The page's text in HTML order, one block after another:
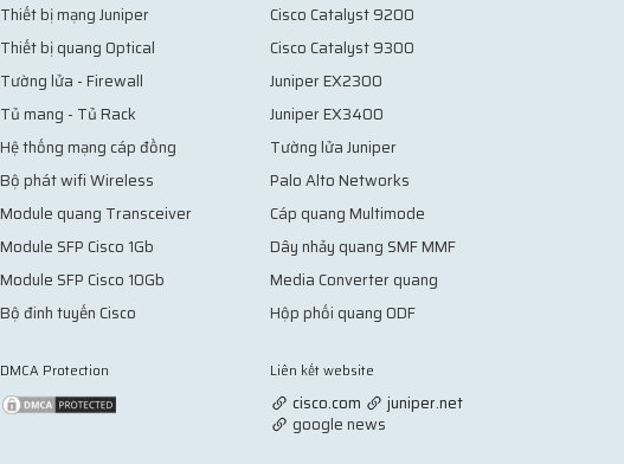
Thiết bị mạng Juniper
Thiết bị quang Optical
Tường lửa - Firewall
Tủ mang - Tủ Rack
Hệ thống mạng cáp đồng
Bộ phát wifi Wireless
Module quang Transceiver
Module SFP Cisco 1Gb
Module SFP Cisco 10Gb
Bộ đinh tuyến Cisco
DMCA Protection
Cisco Catalyst 9200
Cisco Catalyst 9300
Juniper EX2300
Juniper EX3400
Tường lửa Juniper
Palo Alto Networks
Cáp quang Multimode
Dây nhảy quang SMF MMF
Media Converter quang
Hộp phối quang ODF
Liên kết website
cisco.com
juniper.net
google news